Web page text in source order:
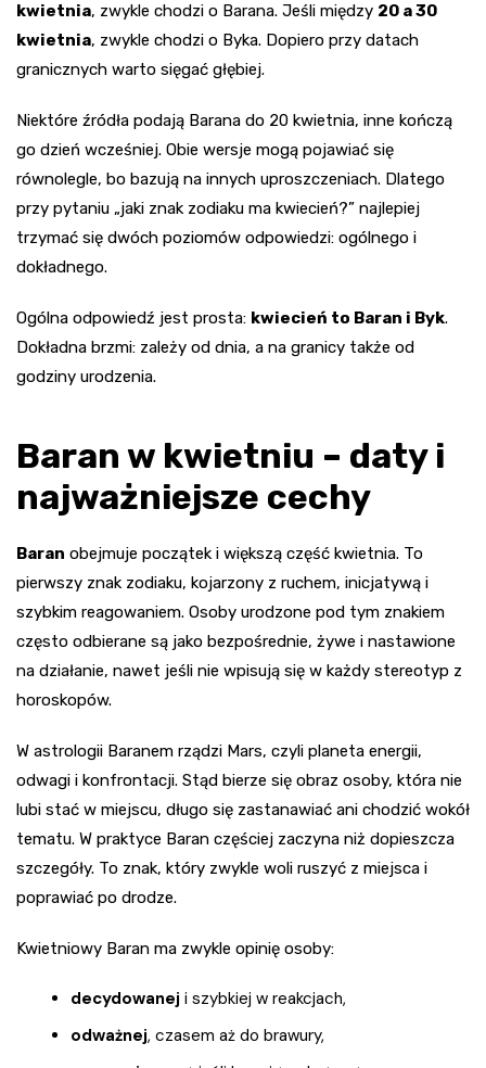
kwietnia, zwykle chodzi o Barana. Jeśli między 20 a 30
kwietnia, zwykle chodzi o Byka. Dopiero przy datach
granicznych warto sięgać głębiej.
Niektóre źródła podają Barana do 20 kwietnia, inne kończą
go dzień wcześniej. Obie wersje mogą pojawiać się
równolegle, bo bazują na innych uproszczeniach. Dlatego
przy pytaniu „jaki znak zodiaku ma kwiecień?” najlepiej
trzymać się dwóch poziomów odpowiedzi: ogólnego i
dokładnego.
Ogólna odpowiedź jest prosta: kwiecień to Baran i Byk.
Dokładna brzmi: zależy od dnia, a na granicy także od
godziny urodzenia.
Baran w kwietniu – daty i
najważniejsze cechy
Baran obejmuje początek i większą część kwietnia. To
pierwszy znak zodiaku, kojarzony z ruchem, inicjatywą i
szybkim reagowaniem. Osoby urodzone pod tym znakiem
często odbierane są jako bezpośrednie, żywe i nastawione
na działanie, nawet jeśli nie wpisują się w każdy stereotyp z
horoskopów.
W astrologii Baranem rządzi Mars, czyli planeta energii,
odwagi i konfrontacji. Stąd bierze się obraz osoby, która nie
lubi stać w miejscu, długo się zastanawiać ani chodzić wokół
tematu. W praktyce Baran częściej zaczyna niż dopieszcza
szczegóły. To znak, który zwykle woli ruszyć z miejsca i
poprawiać po drodze.
Kwietniowy Baran ma zwykle opinię osoby:
decydowanej i szybkiej w reakcjach,
odważnej, czasem aż do brawury,